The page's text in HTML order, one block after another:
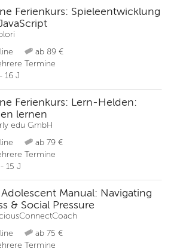
Ferienkurs: Spieleentwicklung
ab 89 €
Termine
16 J
Ferienkurs: Lern-Helden:
lernen
edu GmbH
ab 79 €
Termine
15 J
Manual: Navigating
& Social Pressure
ab 75 €
Termine